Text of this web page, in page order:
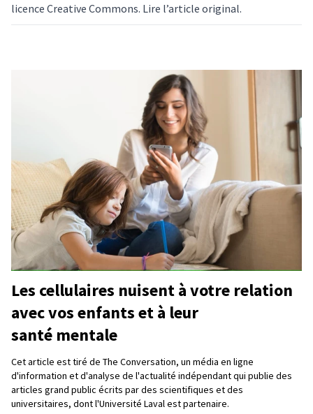
licence Creative Commons. Lire l’article original.
Les cellulaires nuisent à votre relation
avec vos enfants et à leur
santé mentale
Cet article est tiré de The Conversation, un média en ligne
d'information et d'analyse de l'actualité indépendant qui publie des
articles grand public écrits par des scientifiques et des
universitaires, dont l'Université Laval est partenaire.